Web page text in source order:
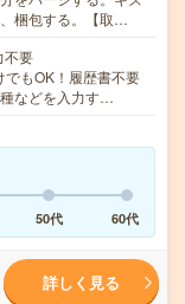
梱包する。【取…
不要
もOK！履歴書不要
などを入力す…
50代 60代
詳しく見る